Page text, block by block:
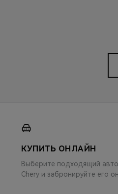
КУПИТЬ ОНЛАЙН
Выберите подходящий
Chery и забронируйте его